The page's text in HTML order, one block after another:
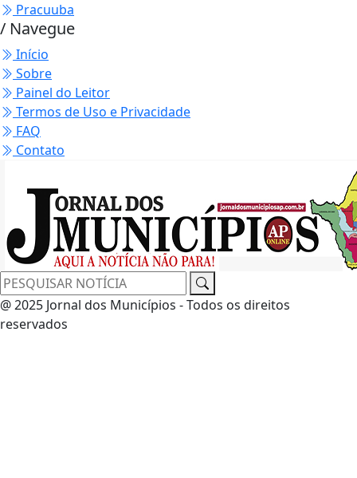
Pracuuba
/ Navegue
Início
Sobre
Painel do Leitor
Termos de Uso e Privacidade
FAQ
Contato
@ 2025 Jornal dos Municípios - Todos os direitos
reservados